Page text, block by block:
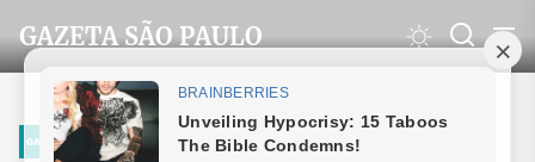
to
the
content
GAZETA SÃO PAULO
GAZETA SÃO PAULO